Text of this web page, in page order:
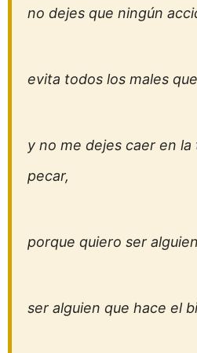
no dejes que ningún
evita todos los males
y no me dejes caer en
pecar,
porque quiero ser
ser alguien que hace el